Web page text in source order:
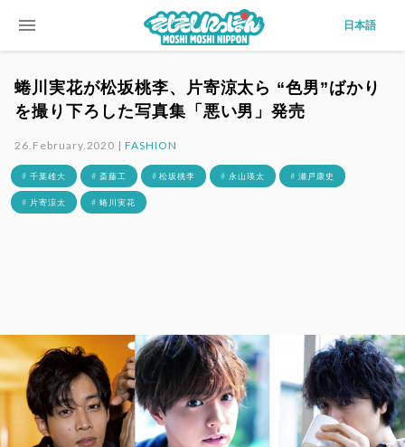
menu 日本語
蜷川実花が松坂桃李、片寄涼太ら “色男”ばかり
を撮り下ろした写真集「悪い男」発売
26.February.2020 |FASHION
# 千葉雄大 # 斎藤工 # 松坂桃李 # 永山瑛太 # 瀬戸康史
# 片寄涼太 # 蜷川実花